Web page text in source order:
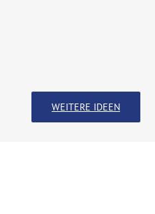
WEITERE IDEEN